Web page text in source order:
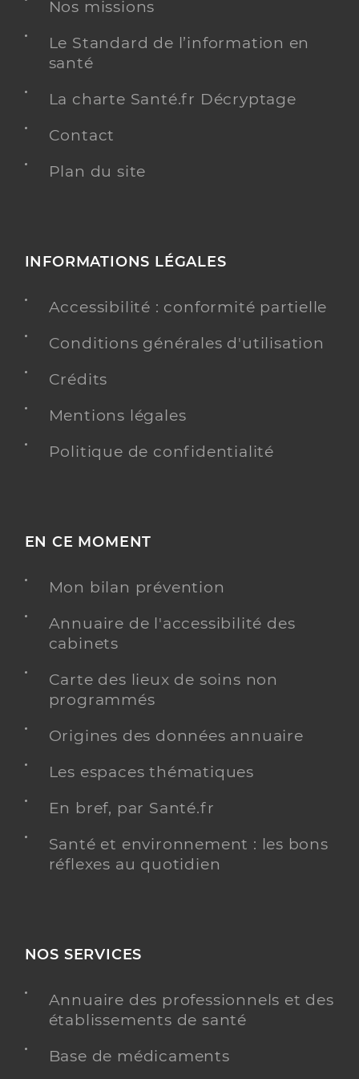
Distance
104 km
Eeap rey leroux apf france handicap - la
bouëxière
Voir l’offre identifiée
Distance
113 km
Téléphone
0299044747
Une offre identifiée :
- alzheimer, maladies app
Adresse
58 Rue Jean de Beaumanoir, 56580 Bréhan
Distance
126 km
Téléphone
0297388006
Ehpad paron - fougeres
âgées dépendantes
Etablissement de soins
Adresse
18 Boulevard Nelson Mandela, 35300 Fougères
Téléphone
0299172033
Nos missions
Le Standard de l’information en
santé
La charte Santé.fr Décryptage
Contact
Plan du site
INFORMATIONS LÉGALES
Accessibilité : conformité partielle
Conditions générales d'utilisation
Crédits
Mentions légales
Politique de confidentialité
EN CE MOMENT
Mon bilan prévention
Annuaire de l'accessibilité des
cabinets
Carte des lieux de soins non
programmés
Origines des données annuaire
Les espaces thématiques
En bref, par Santé.fr
Santé et environnement : les bons
réflexes au quotidien
NOS SERVICES
Annuaire des professionnels et des
établissements de santé
Base de médicaments